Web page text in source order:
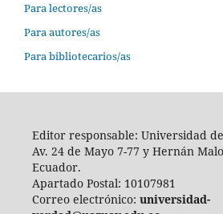
Para lectores/as
Para autores/as
Para bibliotecarios/as
Editor responsable: Universidad
Av. 24 de Mayo 7-77 y Hernán
Ecuador.
Apartado Postal: 10107981
Correo electrónico: universidad-